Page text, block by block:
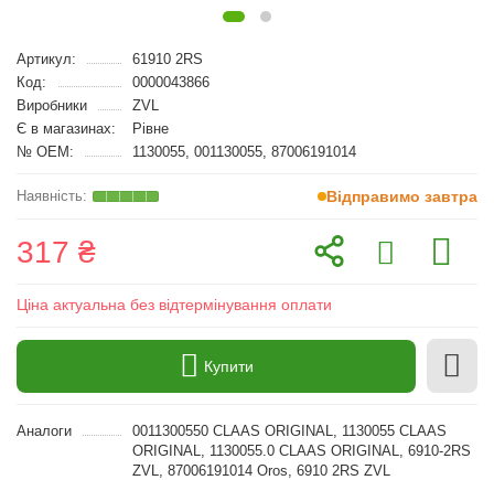
Артикул:
61910 2RS
Код:
0000043866
Виробники
ZVL
Є в магазинах:
Рівне
№ OEM:
1130055, 001130055, 87006191014
Відправимо завтра
317 ₴
Ціна актуальна без відтермінування оплати
Купити
Аналоги
0011300550 CLAAS ORIGINAL, 1130055 CLAAS
ORIGINAL, 1130055.0 CLAAS ORIGINAL, 6910-2RS
ZVL, 87006191014 Oros, 6910 2RS ZVL